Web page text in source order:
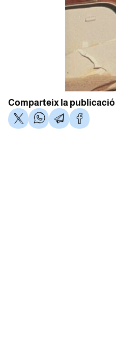
Comparteix la publicació